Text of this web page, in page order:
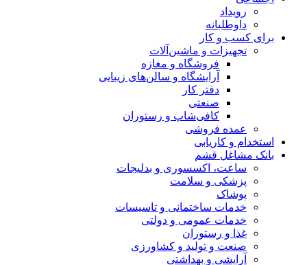
رویداد
داوطلبانه
برای کسب و کار
تجهیزات و ماشین‌آلات
فروشگاه و مغازه
آرایشگاه و سالن‌های زیبایی
دفتر کار
صنعتی
کافی‌شاپ و رستوران
عمده فروشی
استخدام و کاریابی
بانک مشاغل قشم
ساعت، اکسسوری و بدلیجات
پزشکی و سلامت
پوشاک
خدمات ساختمانی و تاسیسات
خدمات عمومی و دولتی
غذا و رستوران
صنعت و تولید و کشاورزی
آرایشی و بهداشتی